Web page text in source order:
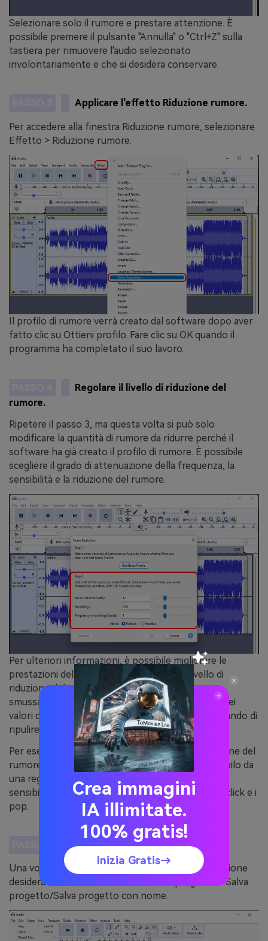
Selezionare solo il rumore e prestare attenzione. È
possibile premere il pulsante "Annulla" o "Ctrl+Z" sulla
tastiera per rimuovere l'audio selezionato
involontariamente e che si desidera conservare.
Applicare l'effetto Riduzione rumore.
Per accedere alla finestra Riduzione rumore, selezionare
Effetto > Riduzione rumore.
Il profilo di rumore verrà creato dal software dopo aver
fatto clic su Ottieni profilo. Fare clic su OK quando il
programma ha completato il suo lavoro.
Regolare il livello di riduzione del
rumore.
Ripetere il passo 3, ma questa volta si può solo
modificare la quantità di rumore da ridurre perché il
software ha già creato il profilo di rumore. È possibile
scegliere il grado di attenuazione della frequenza, la
sensibilità e la riduzione del rumore.
Per ulteriori informazioni, è possibile migliorare le
prestazioni dell'analizzatore utilizzando il livello di
riduzione del rumore (dB), la sensibilità e lo
smussamento della frequenza (bande). La scelta dei
valori dipende dal particolare audio che si sta cercando di
ripulire.
Per esempio, si dovrebbe usare un livello di riduzione del
rumore più alto se si sta cercando di eliminare il sibilo da
una registrazione, mentre si dovrebbe usare una
sensibilità più alta se si sta cercando di eliminare i click e i
pop.
Salvare l'audio.
Una volta configurato il tutto, selezionare la posizione
desiderata facendo clic su File > Salva progetto > Salva
progetto/Salva progetto con nome.
Crea immagini
IA illimitate.
100% gratis!
Inizia Gratis→